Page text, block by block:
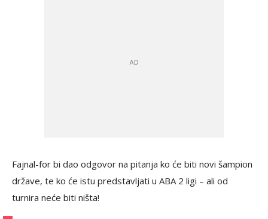
Fajnal-for bi dao odgovor na pitanja ko će biti novi šampion
države, te ko će istu predstavljati u ABA 2 ligi – ali od
turnira neće biti ništa!